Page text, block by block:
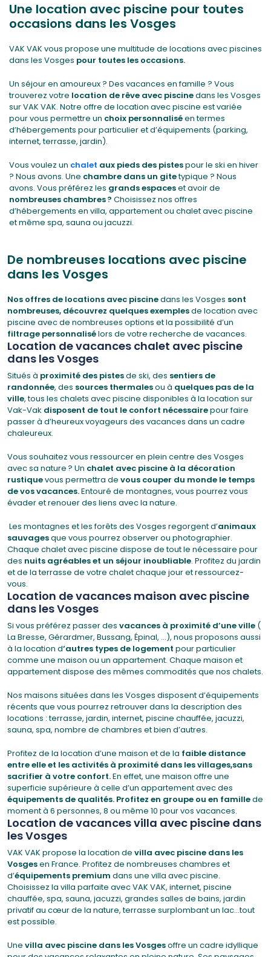
Une location avec piscine pour toutes
occasions dans les Vosges
VAK VAK vous propose une multitude de locations avec piscines
dans les Vosges pour toutes les occasions.
Un séjour en amoureux ? Des vacances en famille ? Vous
trouverez votre location de rêve avec piscinedans les Vosges
sur VAK VAK. Notre offre de location avec piscine est variée
pour vous permettre un choix personnaliséen termes
d’hébergements pour particulier et d’équipements (parking,
internet, terrasse, jardin).
Vous voulez un chalet aux pieds des pistespour le ski en hiver
? Nous avons. Une chambre dans un gitetypique ? Nous
avons. Vous préférez les grands espaceset avoir de
nombreuses chambres ? Choisissez nos offres
d’hébergements en villa, appartement ou chalet avec piscine
et même spa, sauna ou jacuzzi.
De nombreuses locations avec piscine
dans les Vosges
Nos offres de locations avec piscinedans les Vosges sont
nombreuses, découvrez quelques exemplesde location avec
piscine avec de nombreuses options et la possibilité d’un
filtrage personnalisélors de votre recherche de vacances.
Location de vacances chalet avec piscine
dans les Vosges
Situés à proximité des pistesde ski, des sentiers de
randonnée, des sources thermalesou à quelques pas de la
ville, tous les chalets avec piscine disponibles à la location sur
Vak-Vak disposent de tout le confort nécessairepour faire
passer à d’heureux voyageurs des vacances dans un cadre
chaleureux.
Vous souhaitez vous ressourcer en plein centre des Vosges
avec sa nature ? Un chalet avec piscine à la décoration
rustiquevous permettra de vous couper du monde le temps
de vos vacances.Entouré de montagnes, vous pourrez vous
évader et renouer des liens avec la nature.
Les montagnes et les forêts des Vosges regorgent d’animaux
sauvagesque vous pourrez observer ou photographier.
Chaque chalet avec piscine dispose de tout le nécessaire pour
des nuits agréables et un séjour inoubliable. Profitez du jardin
et de la terrasse de votre chalet chaque jour et ressourcez-
vous.
Location de vacances maison avec piscine
dans les Vosges
Si vous préférez passer des vacances à proximité d’une ville (
La Bresse, Gérardmer, Bussang, Épinal, …), nous proposons aussi
à la location d‘autres types de logement pour particulier
comme une maison ou un appartement. Chaque maison et
appartement dispose des mêmes commodités que nos chalets.
Nos maisons situées dans les Vosges disposent d’équipements
récents que vous pourrez retrouver dans la description des
locations : terrasse, jardin, internet, piscine chauffée, jacuzzi,
sauna, spa, nombre de chambres et bien d’autres.
Profitez de la location d’une maison et de la faible distance
entre elle et les activités à proximité dans les villages,sans
sacrifier à votre confort.En effet, une maison offre une
superficie supérieure à celle d’un appartement avec des
équipements de qualités. Profitez en groupe ou en famillede
moment à 6 personnes, 8 ou même 10 pour vos vacances.
Location de vacances villa avec piscine dans
les Vosges
VAK VAK propose la location de villa avec piscine dans les
Vosgesen France. Profitez de nombreuses chambres et
d’équipements premium dans une villa avec piscine.
Choisissez la villa parfaite avec VAK VAK, internet, piscine
chauffée, spa, sauna, jacuzzi, grandes salles de bains, jardin
privatif au cœur de la nature, terrasse surplombant un lac…tout
est possible.
Une villa avec piscine dans les Vosgesoffre un cadre idyllique